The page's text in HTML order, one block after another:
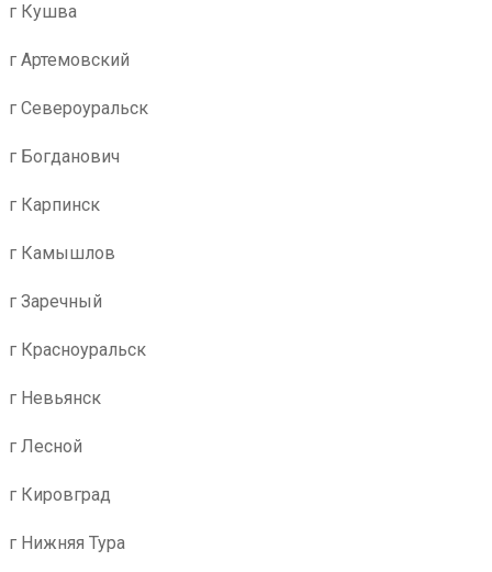
г Кушва
г Артемовский
г Североуральск
г Богданович
г Карпинск
г Камышлов
г Заречный
г Красноуральск
г Невьянск
г Лесной
г Кировград
г Нижняя Тура